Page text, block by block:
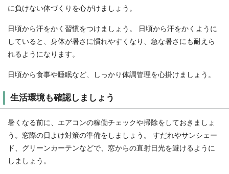
に負けない体づくりを心がけましょう。
日頃から汗をかく習慣をつけましょう。 日頃から汗をかくように
していると、身体が暑さに慣れやすくなり、急な暑さにも耐えら
れるようになります。
日頃から食事や睡眠など、しっかり体調管理を心掛けましょう。
生活環境も確認しましょう
暑くなる前に、エアコンの稼働チェックや掃除をしておきましょ
う。窓際の日よけ対策の準備をしましょう。 すだれやサンシェー
ド、グリーンカーテンなどで、窓からの直射日光を避けるように
しましょう。